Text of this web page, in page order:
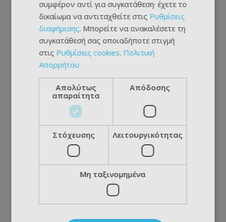
συμφέρον αντί για συγκατάθεση· έχετε το
δικαίωμα να αντιταχθείτε στις Ρυθμίσεις
διαφήμισης. Μπορείτε να ανακαλέσετε τη
συγκατάθεσή σας οποιαδήποτε στιγμή
στις Ρυθμίσεις cookies. Πολιτική
Απορρήτου
Απολύτως
απαραίτητα
Απόδοσης
Στόχευσης Λειτουργικότητας
Μη ταξινομημένα